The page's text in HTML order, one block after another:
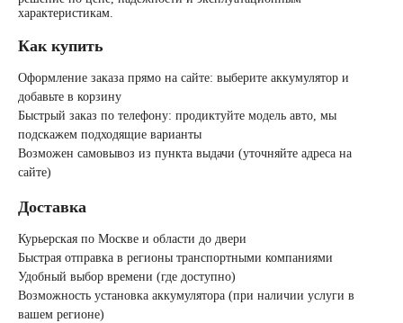
Аккумуляторы
Япония
характеристикам.
Как купить
Оформление заказа прямо на сайте: выберите аккумулятор и
добавьте в корзину
Быстрый заказ по телефону: продиктуйте модель авто, мы
подскажем подходящие варианты
Возможен самовывоз из пункта выдачи (уточняйте адреса на
сайте)
Доставка
Курьерская по Москве и области до двери
Быстрая отправка в регионы транспортными компаниями
Удобный выбор времени (где доступно)
Возможность установка аккумулятора (при наличии услуги в
вашем регионе)